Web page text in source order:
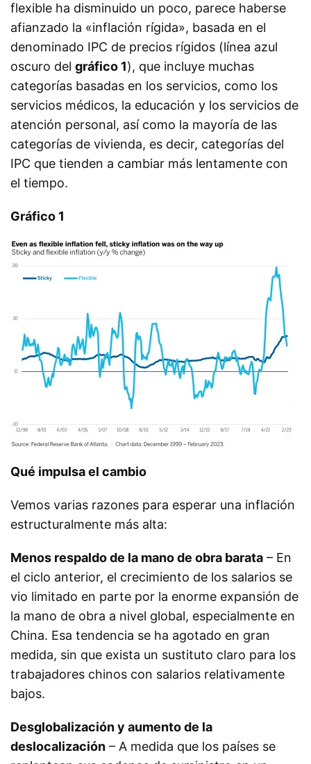
flexible ha disminuido un poco, parece haberse
afianzado la «inflación rígida», basada en el
denominado IPC de precios rígidos (línea azul
oscuro del gráfico 1), que incluye muchas
categorías basadas en los servicios, como los
servicios médicos, la educación y los servicios de
atención personal, así como la mayoría de las
categorías de vivienda, es decir, categorías del
IPC que tienden a cambiar más lentamente con
el tiempo.
Gráfico 1
Qué impulsa el cambio
Vemos varias razones para esperar una inflación
estructuralmente más alta:
Menos respaldo de la mano de obra barata – En
el ciclo anterior, el crecimiento de los salarios se
vio limitado en parte por la enorme expansión de
la mano de obra a nivel global, especialmente en
China. Esa tendencia se ha agotado en gran
medida, sin que exista un sustituto claro para los
trabajadores chinos con salarios relativamente
bajos.
Desglobalización y aumento de la
deslocalización – A medida que los países se